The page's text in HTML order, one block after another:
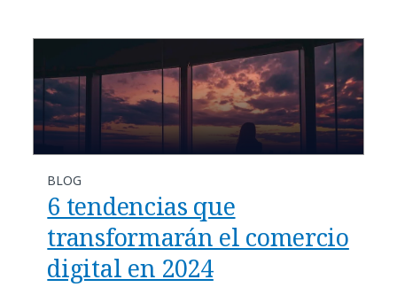
BLOG
6 tendencias que
transformarán el comercio
digital en 2024